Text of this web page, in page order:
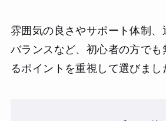
雰囲気の良さやサポート体制、
バランスなど、初心者の方でも
るポイントを重視して選びまし